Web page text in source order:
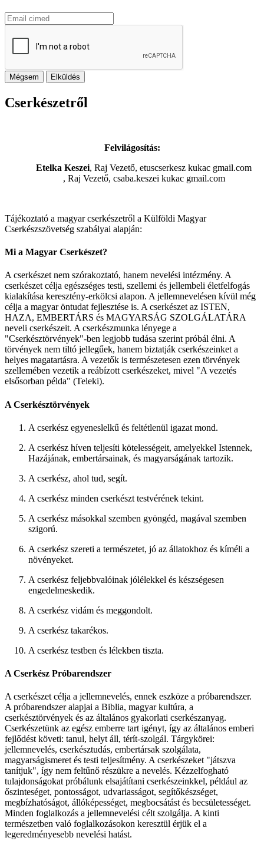
Mégsem Elküldés
Cserkészetről
Felvilágosítás:
Etelka Keszei, Raj Vezető, etuscserkesz kukac gmail.com
, Raj Vezető, csaba.keszei kukac gmail.com
Tájékoztató a magyar cserkészetről a Külföldi Magyar
Cserkészszövetség szabályai alapján:
Mi a Magyar Cserkészet?
A cserkészet nem szórakoztató, hanem nevelési intézmény. A
cserkészet célja egészséges testi, szellemi és jellembeli életfelfogás
kialakítása keresztény-erkölcsi alapon. A jellemnevelésen kívül még
célja a magyar öntudat fejlesztése is. A cserkészet az ISTEN,
HAZA, EMBERTÁRS és MAGYARSÁG SZOLGÁLATÁRA
neveli cserkészeit. A cserkészmunka lényege a
"Cserkésztörvények"-ben legjobb tudása szerint próbál élni. A
törvények nem tiltó jellegűek, hanem biztatják cserkészeinket a
helyes magatartásra. A vezetők is természetesen ezen törvények
szellemében vezetik a reábízott cserkészeket, mivel "A vezetés
elsősorban példa" (Teleki).
A Cserkésztörvények
A cserkész egyeneslelkű és feltétlenül igazat mond.
A cserkész híven teljesíti kötelességeit, amelyekkel Istennek,
Hazájának, embertársainak, és magyarságának tartozik.
A cserkész, ahol tud, segít.
A cserkész minden cserkészt testvérének tekint.
A cserkész másokkal szemben gyöngéd, magával szemben
szigorú.
A cserkész szereti a természetet, jó az állatokhoz és kíméli a
növényeket.
A cserkész feljebbvalóinak jólélekkel és készségesen
engedelmeskedik.
A cserkész vidám és meggondolt.
A cserkész takarékos.
A cserkész testben és lélekben tiszta.
A Cserkész Próbarendszer
A cserkészet célja a jellemnevelés, ennek eszköze a próbarendszer.
A próbarendszer alapjai a Biblia, magyar kultúra, a
cserkésztörvények és az általános gyakorlati cserkészanyag.
Cserkészetünk az egész emberre tart igényt, így az általános emberi
fejlődést követi: tanul, helyt áll, térít-szolgál. Tárgykörei:
jellemnevelés, cserkésztudás, embertársak szolgálata,
magyarságismeret és testi teljesítmény. A cserkészeket "játszva
tanítjuk", így nem feltűnő részükre a nevelés. Kézzelfogható
tulajdonságokat próbálunk elsajátítani cserkészeinkkel, például az
őszinteséget, pontosságot, udvariasságot, segítőkészséget,
megbízhatóságot, állóképességet, megbocsátást és becsületességet.
Minden foglalkozás a jellemnevelési célt szolgálja. A kinti
természetben való foglalkozásokon keresztül érjük el a
legeredményesebb nevelési hatást.